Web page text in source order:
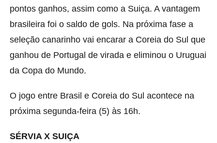
pontos ganhos, assim como a Suiça. A vantagem
brasileira foi o saldo de gols. Na próxima fase a
seleção canarinho vai encarar a Coreia do Sul que
ganhou de Portugal de virada e eliminou o Uruguai
da Copa do Mundo.
O jogo entre Brasil e Coreia do Sul acontece na
próxima segunda-feira (5) às 16h.
SÉRVIA X SUIÇA